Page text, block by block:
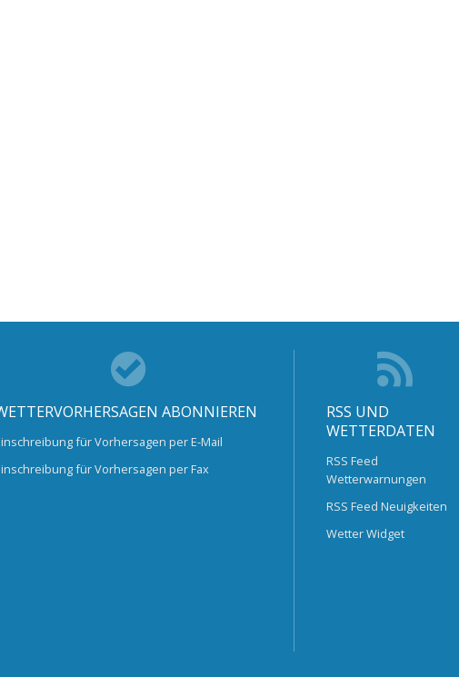
ABONNIEREN
für Vorhersagen per E-Mail
für Vorhersagen per Fax
RSS UND
WETTERDATEN
RSS Feed
Wetterwarnungen
RSS Feed Neuigkeiten
Wetter Widget